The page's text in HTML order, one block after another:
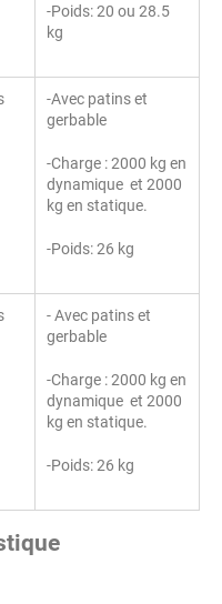
-Poids: 20 ou 28.5
kg
-Avec patins et
gerbable
-Charge : 2000 kg en
dynamique et 2000
kg en statique.
-Poids: 26 kg
- Avec patins et
gerbable
-Charge : 2000 kg en
dynamique et 2000
kg en statique.
-Poids: 26 kg